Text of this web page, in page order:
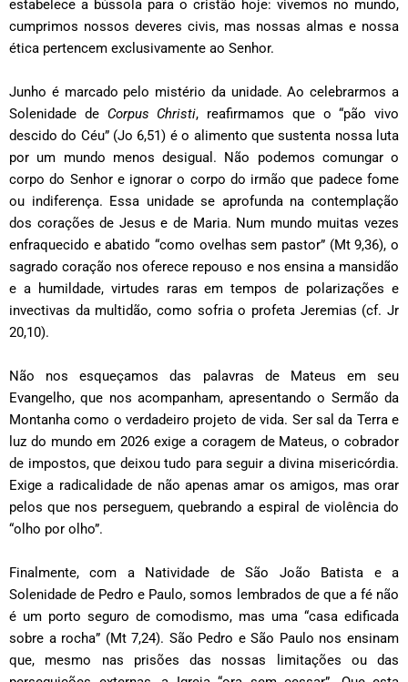
estabelece a bússola para o cristão hoje: vivemos no mundo,
cumprimos nossos deveres civis, mas nossas almas e nossa
ética pertencem exclusivamente ao Senhor.
Junho é marcado pelo mistério da unidade. Ao celebrarmos a
Solenidade de Corpus Christi, reafirmamos que o “pão vivo
descido do Céu” (Jo 6,51) é o alimento que sustenta nossa luta
por um mundo menos desigual. Não podemos comungar o
corpo do Senhor e ignorar o corpo do irmão que padece fome
ou indiferença. Essa unidade se aprofunda na contemplação
dos corações de Jesus e de Maria. Num mundo muitas vezes
enfraquecido e abatido “como ovelhas sem pastor” (Mt 9,36), o
sagrado coração nos oferece repouso e nos ensina a mansidão
e a humildade, virtudes raras em tempos de polarizações e
invectivas da multidão, como sofria o profeta Jeremias (cf. Jr
20,10).
Não nos esqueçamos das palavras de Mateus em seu
Evangelho, que nos acompanham, apresentando o Sermão da
Montanha como o verdadeiro projeto de vida. Ser sal da Terra e
luz do mundo em 2026 exige a coragem de Mateus, o cobrador
de impostos, que deixou tudo para seguir a divina misericórdia.
Exige a radicalidade de não apenas amar os amigos, mas orar
pelos que nos perseguem, quebrando a espiral de violência do
“olho por olho”.
Finalmente, com a Natividade de São João Batista e a
Solenidade de Pedro e Paulo, somos lembrados de que a fé não
é um porto seguro de comodismo, mas uma “casa edificada
sobre a rocha” (Mt 7,24). São Pedro e São Paulo nos ensinam
que, mesmo nas prisões das nossas limitações ou das